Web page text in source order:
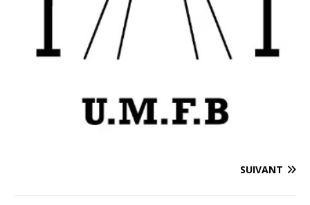
SUIVANT